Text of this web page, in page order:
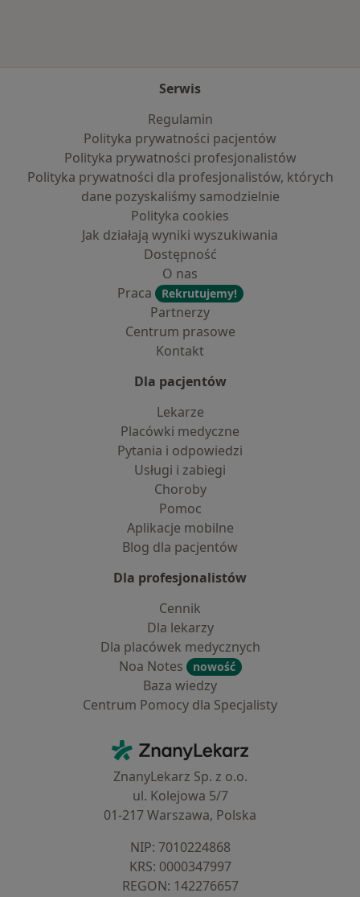
Serwis
Regulamin
Polityka prywatności pacjentów
Polityka prywatności profesjonalistów
Polityka prywatności dla profesjonalistów, których
dane pozyskaliśmy samodzielnie
Polityka cookies
Jak działają wyniki wyszukiwania
Dostępność
O nas
Praca
Rekrutujemy!
Partnerzy
Centrum prasowe
Kontakt
Dla pacjentów
Lekarze
Placówki medyczne
Pytania i odpowiedzi
Usługi i zabiegi
Choroby
Pomoc
Aplikacje mobilne
Blog dla pacjentów
Dla profesjonalistów
Cennik
Dla lekarzy
Dla placówek medycznych
Noa Notes
nowość
Baza wiedzy
Centrum Pomocy dla Specjalisty
ZnanyLekarz - Strona główna
ZnanyLekarz Sp. z o.o.
ul. Kolejowa 5/7
01-217 Warszawa, Polska
NIP: ⁠7010224868
KRS: ⁠0000347997
REGON: ⁠142276657